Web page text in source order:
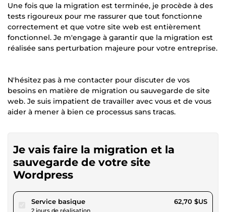
Une fois que la migration est terminée, je procède à des
tests rigoureux pour me rassurer que tout fonctionne
correctement et que votre site web est entièrement
fonctionnel. Je m'engage à garantir que la migration est
réalisée sans perturbation majeure pour votre entreprise.
N'hésitez pas à me contacter pour discuter de vos
besoins en matière de migration ou sauvegarde de site
web. Je suis impatient de travailler avec vous et de vous
aider à mener à bien ce processus sans tracas.
Je vais faire la migration et la
sauvegarde de votre site
Wordpress
Service basiquepour 57,79 $US
2 jours de réalisation
62,70 $US